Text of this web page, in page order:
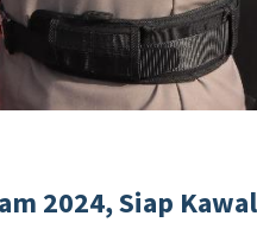
2024, Siap